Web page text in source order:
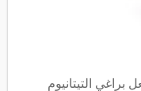
التيتانيوم